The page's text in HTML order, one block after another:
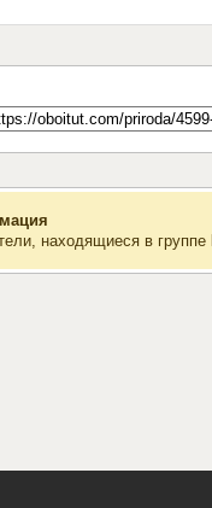
находящиеся в группе